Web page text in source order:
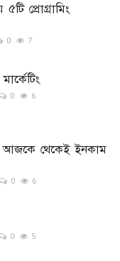
প্রোগ্রামিং
0 7
0 6
থেকেই ইনকাম
0 6
0 5